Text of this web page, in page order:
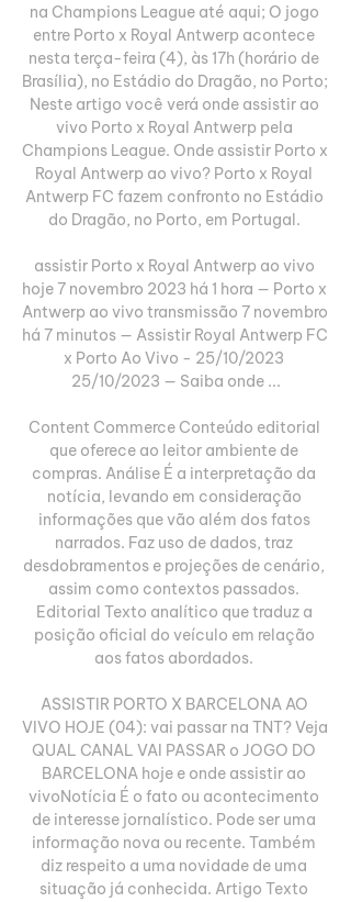
na Champions League até aqui; O jogo
entre Porto x Royal Antwerp acontece
nesta terça-feira (4), às 17h (horário de
Brasília), no Estádio do Dragão, no Porto;
Neste artigo você verá onde assistir ao
vivo Porto x Royal Antwerp pela
Champions League. Onde assistir Porto x
Royal Antwerp ao vivo? Porto x Royal
Antwerp FC fazem confronto no Estádio
do Dragão, no Porto, em Portugal.
assistir Porto x Royal Antwerp ao vivo
hoje 7 novembro 2023 há 1 hora — Porto x
Antwerp ao vivo transmissão 7 novembro
há 7 minutos — Assistir Royal Antwerp FC
x Porto Ao Vivo - 25/10/2023
25/10/2023 — Saiba onde ...
Content Commerce Conteúdo editorial
que oferece ao leitor ambiente de
compras. Análise É a interpretação da
notícia, levando em consideração
informações que vão além dos fatos
narrados. Faz uso de dados, traz
desdobramentos e projeções de cenário,
assim como contextos passados.
Editorial Texto analítico que traduz a
posição oficial do veículo em relação
aos fatos abordados.
ASSISTIR PORTO X BARCELONA AO
VIVO HOJE (04): vai passar na TNT? Veja
QUAL CANAL VAI PASSAR o JOGO DO
BARCELONA hoje e onde assistir ao
vivoNotícia É o fato ou acontecimento
de interesse jornalístico. Pode ser uma
informação nova ou recente. Também
diz respeito a uma novidade de uma
situação já conhecida. Artigo Texto